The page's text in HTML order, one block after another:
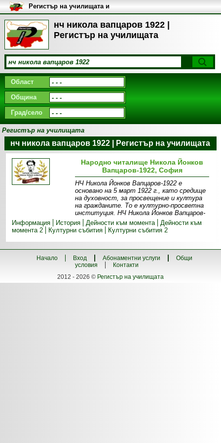
нч никола вапцаров 1922 |
Регистър на училищата
Регистър на училищата и
университетите в България
Област
Община
Град/село
Регистър на училищата
нч никола вапцаров 1922 | Регистър на училищата
Народно читалище Никола Йонков
Вапцаров-1922, София
НЧ Никола Йонков Вапцаров-1922 е
основано на 5 март 1922 г., като средище
на духовност, за просвещение и култура
на гражданите. То е културно-просветна
институция. НЧ Никола Йонков Вапцаров-
Информация
История Дейности към момента
Дейности към
момента 2
Културни събития Културни събития 2
Начало Вход Абонаментни услуги
Общи
условия
Контакти
2012 - 2026 © Регистър на училищата